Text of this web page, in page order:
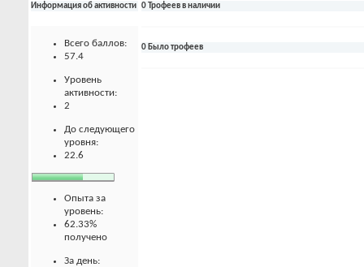
Информация об активности
Всего баллов:
57.4
Уровень
активности:
2
До следующего
уровня:
22.6
Опыта за
уровень:
62.33%
получено
За день:
0 Трофеев в наличии
0 Было трофеев